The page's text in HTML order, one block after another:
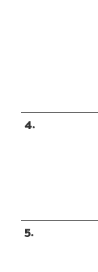
4
5